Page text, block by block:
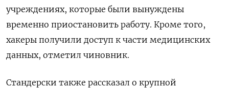
учреждениях, которые были вынуждены
временно приостановить работу. Кроме того,
хакеры получили доступ к части медицинских
данных, отметил чиновник.
Стандерски также рассказал о крупной